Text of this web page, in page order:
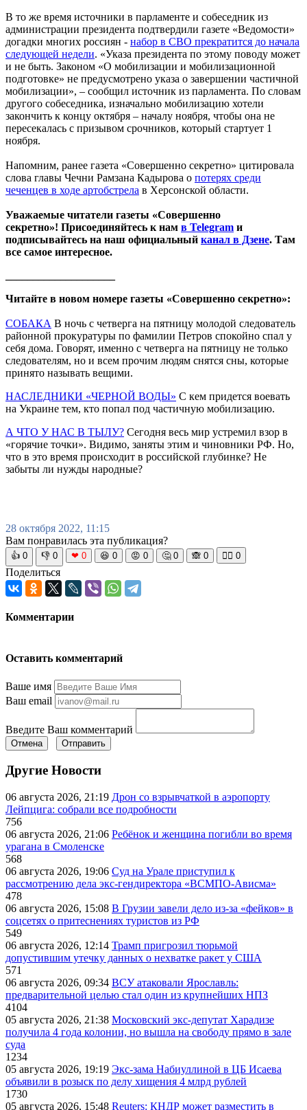
В то же время источники в парламенте и собеседник из
администрации президента подтвердили газете «Ведомости»
догадки многих россиян - набор в СВО прекратится до начала
следующей недели. «Указа президента по этому поводу может
и не быть. Законом «О мобилизации и мобилизационной
подготовке» не предусмотрено указа о завершении частичной
мобилизации», – сообщил источник из парламента. По словам
другого собеседника, изначально мобилизацию хотели
закончить к концу октября – началу ноября, чтобы она не
пересекалась с призывом срочников, который стартует 1
ноября.
Напомним, ранее газета «Совершенно секретно» цитировала
слова главы Чечни Рамзана Кадырова о потерях среди
чеченцев в ходе артобстрела в Херсонской области.
Уважаемые читатели газеты «Совершенно
секретно»! Присоединяйтесь к нам в Telegram и
подписывайтесь на наш официальный канал в Дзене. Там
все самое интересное.
Читайте в новом номере газеты «Совершенно секретно»:
СОБАКА В ночь с четверга на пятницу молодой следователь
районной прокуратуры по фамилии Петров спокойно спал у
себя дома. Говорят, именно с четверга на пятницу не только
следователям, но и всем прочим людям снятся сны, которые
принято называть вещими.
НАСЛЕДНИКИ «ЧЕРНОЙ ВОДЫ» С кем придется воевать
на Украине тем, кто попал под частичную мобилизацию.
А ЧТО У НАС В ТЫЛУ? Сегодня весь мир устремил взор в
«горячие точки». Видимо, заняты этим и чиновники РФ. Но,
что в это время происходит в российской глубинке? Не
забыты ли нужды народные?
28 октября 2022, 11:15
Вам понравилась эта публикация?
👍 0 👎 0 ❤ 0 😆 0 😡 0 🤔 0 🙈 0 🧘‍♀️ 0
Поделиться
Комментарии
Оставить комментарий
Ваше имя
Ваш email
Введите Ваш комментарий
Отмена Отправить
Другие Новости
06 августа 2026, 21:19 Дрон со взрывчаткой в аэропорту
Лейпцига: собрали все подробности
756
06 августа 2026, 21:06 Ребёнок и женщина погибли во время
урагана в Смоленске
568
06 августа 2026, 19:06 Суд на Урале приступил к
рассмотрению дела экс-гендиректора «ВСМПО-Ависма»
478
06 августа 2026, 15:08 В Грузии завели дело из-за «фейков» в
соцсетях о притеснениях туристов из РФ
549
06 августа 2026, 12:14 Трамп пригрозил тюрьмой
допустившим утечку данных о нехватке ракет у США
571
06 августа 2026, 09:34 ВСУ атаковали Ярославль:
предварительной целью стал один из крупнейших НПЗ
4104
05 августа 2026, 21:38 Московский экс-депутат Харадизе
получила 4 года колонии, но вышла на свободу прямо в зале
суда
1234
05 августа 2026, 19:19 Экс-зама Набиуллиной в ЦБ Исаева
объявили в розыск по делу хищения 4 млрд рублей
1730
05 августа 2026, 15:48 Reuters: КНДР может разместить в